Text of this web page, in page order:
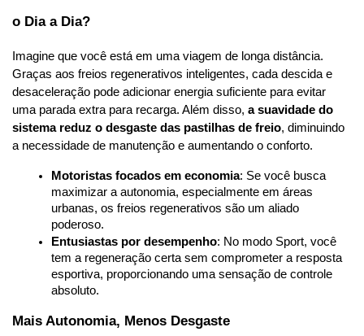
o Dia a Dia?
Imagine que você está em uma viagem de longa distância.
Graças aos freios regenerativos inteligentes, cada descida e
desaceleração pode adicionar energia suficiente para evitar
uma parada extra para recarga. Além disso, a suavidade do
sistema reduz o desgaste das pastilhas de freio, diminuindo
a necessidade de manutenção e aumentando o conforto.
Motoristas focados em economia: Se você busca
maximizar a autonomia, especialmente em áreas
urbanas, os freios regenerativos são um aliado
poderoso.
Entusiastas por desempenho: No modo Sport, você
tem a regeneração certa sem comprometer a resposta
esportiva, proporcionando uma sensação de controle
absoluto.
Mais Autonomia, Menos Desgaste